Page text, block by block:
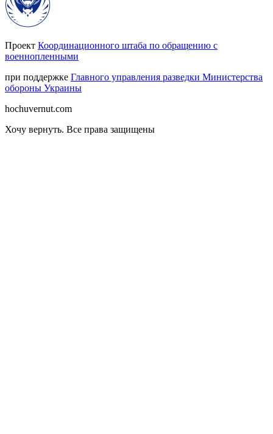
Проект Координационного штаба по обращению с
военнопленными
при поддержке Главного управления разведки Министерства
обороны Украины
hochuvernut.com
Хочу вернуть. Все права защищены